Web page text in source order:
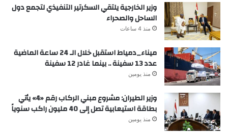
وزير الخارجية يلتقي السكرتير التنفيذي لتجمع دول
الساحل والصحراء
منذ 4 ساعات
ميناء_دمياط استقبل خلال الـ 24 ساعة الماضية
عدد 13 سفينة .. بينما غادر 12 سفينة
منذ يومين
وزير الطيران: مشروع مبني الركاب رقم «4» يأتي
بطاقة استيعابية تصل إلى 40 مليون راكب سنوياً
منذ يومين